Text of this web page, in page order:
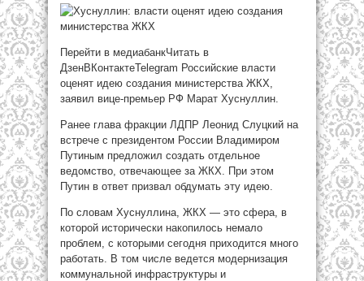
Перейти в медиабанкЧитать в
ДзенВКонтактеTelegram Российские власти
оценят идею создания министерства ЖКХ,
заявил вице-премьер РФ Марат Хуснуллин.
Ранее глава фракции ЛДПР Леонид Слуцкий на
встрече с президентом России Владимиром
Путиным предложил создать отдельное
ведомство, отвечающее за ЖКХ. При этом
Путин в ответ призвал обдумать эту идею.
По словам Хуснуллина, ЖКХ — это сфера, в
которой исторически накопилось немало
проблем, с которыми сегодня приходится много
работать. В том числе ведется модернизация
коммунальной инфраструктуры и